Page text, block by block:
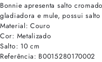
Bonnie apresenta salto
gladiadora e mule, possui
Material: Couro
Cor: Metalizado
Salto: 10 cm
Referência: B0015280170002